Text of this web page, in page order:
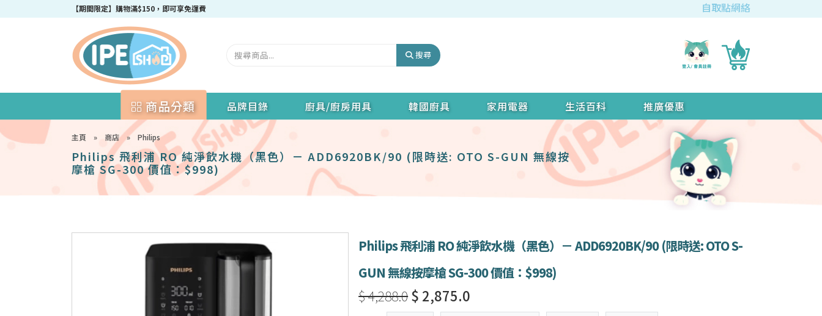
成為IPEshop會員，新會員即可獲得迎新$50購物優惠碼！ 自取點網絡
搜尋
商品分類 品牌目錄 廚具/廚房用具 韓國廚具 家用電器 生活百科 推廣優惠
主頁 » 商店» Philips
Philips 飛利浦 RO 純淨飲水機（黑色）－ ADD6920BK/90 (限時送: OTO S-GUN 無線按
摩槍 SG-300 價值：$998)
Philips 飛利浦 RO 純淨飲水機（黑色）－ ADD6920BK/90 (限時送: OTO S-
GUN 無線按摩槍 SG-300 價值：$998)
$ 4,288.0$ 2,875.0